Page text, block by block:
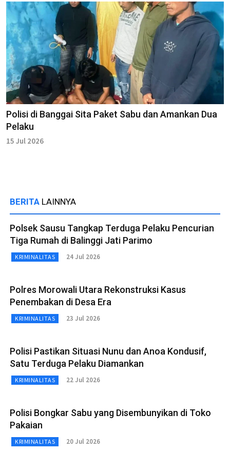
Polisi di Banggai Sita Paket Sabu dan Amankan Dua
Pelaku
15 Jul 2026
BERITA LAINNYA
Polsek Sausu Tangkap Terduga Pelaku Pencurian
Tiga Rumah di Balinggi Jati Parimo
KRIMINALITAS 24 Jul 2026
Polres Morowali Utara Rekonstruksi Kasus
Penembakan di Desa Era
KRIMINALITAS 23 Jul 2026
Polisi Pastikan Situasi Nunu dan Anoa Kondusif,
Satu Terduga Pelaku Diamankan
KRIMINALITAS 22 Jul 2026
Polisi Bongkar Sabu yang Disembunyikan di Toko
Pakaian
KRIMINALITAS 20 Jul 2026